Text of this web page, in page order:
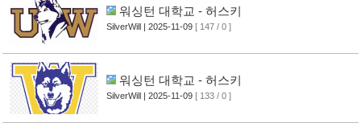
워싱턴 대학교 - 허스키
SilverWill | 2025-11-09 [ 147 / 0 ]
워싱턴 대학교 - 허스키
SilverWill | 2025-11-09 [ 133 / 0 ]